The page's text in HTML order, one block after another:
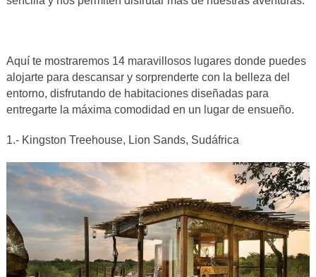
Aquí te mostraremos 14 maravillosos lugares donde puedes
alojarte para descansar y sorprenderte con la belleza del
entorno, disfrutando de habitaciones diseñadas para
entregarte la máxima comodidad en un lugar de ensueño.
1.- Kingston Treehouse, Lion Sands, Sudáfrica